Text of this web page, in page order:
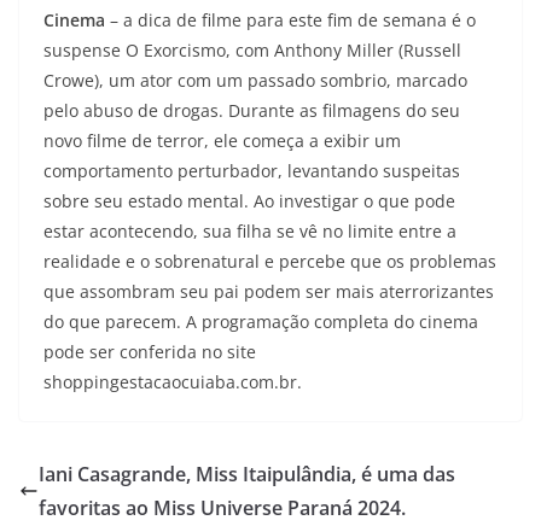
Cinema – a dica de filme para este fim de semana é o
suspense O Exorcismo, com Anthony Miller (Russell
Crowe), um ator com um passado sombrio, marcado
pelo abuso de drogas. Durante as filmagens do seu
novo filme de terror, ele começa a exibir um
comportamento perturbador, levantando suspeitas
sobre seu estado mental. Ao investigar o que pode
estar acontecendo, sua filha se vê no limite entre a
realidade e o sobrenatural e percebe que os problemas
que assombram seu pai podem ser mais aterrorizantes
do que parecem. A programação completa do cinema
pode ser conferida no site
shoppingestacaocuiaba.com.br.
Iani Casagrande, Miss Itaipulândia, é uma das
favoritas ao Miss Universe Paraná 2024.